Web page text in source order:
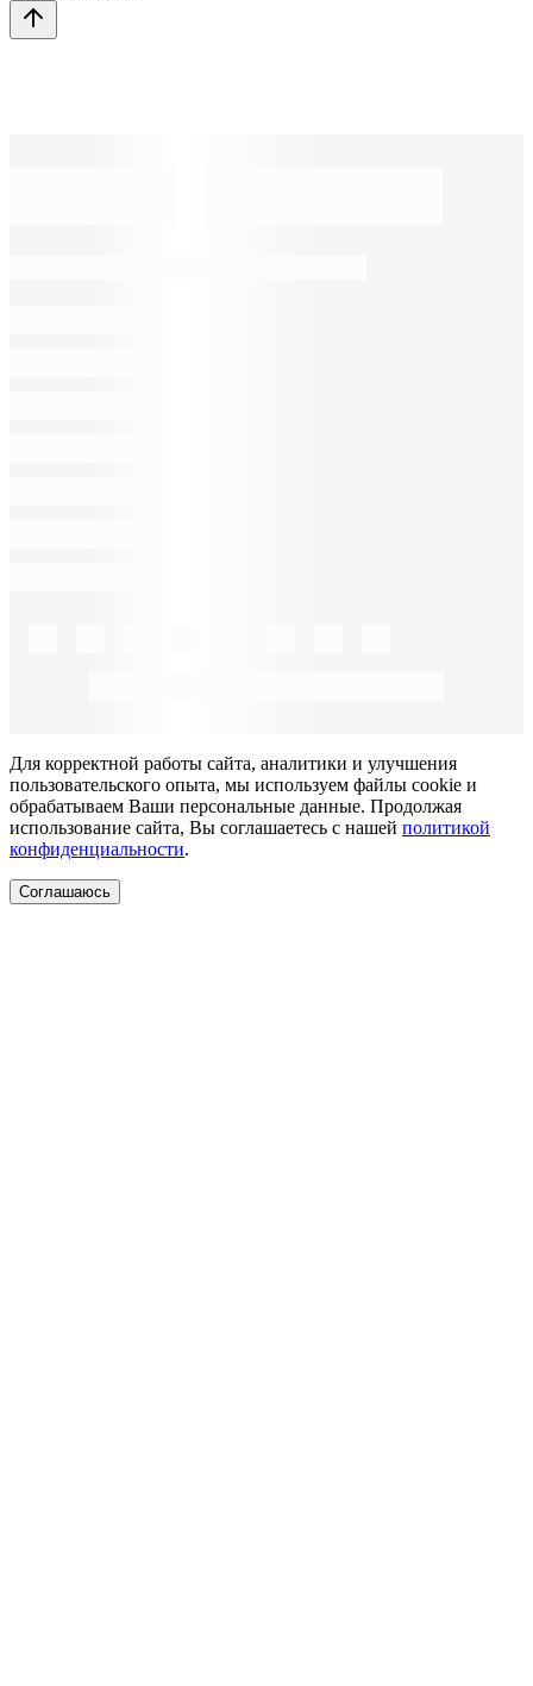
Для корректной работы сайта, аналитики и улучшения
пользовательского опыта, мы используем файлы cookie и
обрабатываем Ваши персональные данные. Продолжая
использование сайта, Вы соглашаетесь с нашей политикой
конфиденциальности.
Соглашаюсь